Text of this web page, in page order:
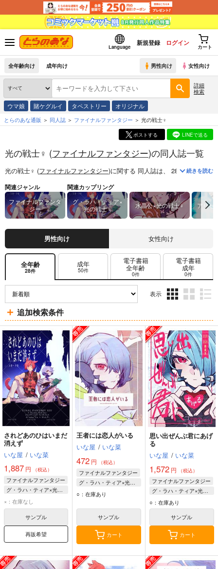
Language
新規登録 ログイン
カート
全年齢向け 成年向け 男性向け 女性向け
詳細
検索
ウマ娘 賭ケグルイ タペストリー オリジナル
とらのあな通販 同人誌 ファイナルファンタジー 光の戦士♀
ポストする LINEで送る
光の戦士♀ (ファイナルファンタジー)の同人誌一覧
光の戦士♀ (ファイナルファンタジー)に関する 同人誌は、 28 件お取り扱
続きを読む
関連ジャンル
ファイナルファンタ
ジー
関連カップリング
グ・ラハ・ティア×
光の戦士♀
水晶公×光の戦士♀ アリゼ
男性向け 女性向け
全年齢
28件
成年
50件
電子書籍
全年齢
0件
電子書籍
成年
0件
表示
ム
表
示
ム
表
示
ム
表
示
追加検索条件
されどあのひはいまだ
消えず
いな屋 / いな菜
1,887 円 （税込）
ファイナルファンタジー
グ・ラハ・ティア×光の戦士♀
グ・ラハ・ティア
光の戦士♀
×：在庫なし
サンプル
再販希望
王者には恋人がいる
いな屋 / いな菜
472 円 （税込）
ファイナルファンタジー
グ・ラハ・ティア×光の戦士♀
グ・ラハ・ティア
○：在庫あり
サンプル
カート
思い出ぜんぶ君にあげ
る
いな屋 / いな菜
1,572円 （税込）
ファイナルファンタジー
グ・ラハ・ティア×光の戦士♀
光の戦士♀
グ・ラハ・ティア
○：在庫あり
サンプル
カート